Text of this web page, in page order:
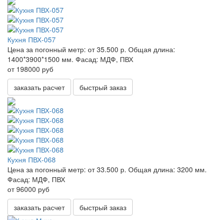
Кухня ПВХ-057
Цена за погонный метр: от 35.500 р. Общая длина:
1400*3900*1500 мм. Фасад: МДФ, ПВХ
от 198000 руб
заказать расчет
быстрый заказ
Кухня ПВХ-068
Цена за погонный метр: от 33.500 р. Общая длина: 3200 мм.
Фасад: МДФ, ПВХ
от 96000 руб
заказать расчет
быстрый заказ